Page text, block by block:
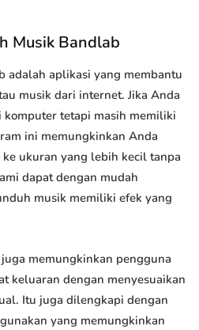
Musik Bandlab
adalah aplikasi yang membantu
musik dari internet. Jika Anda
tetapi masih memiliki
ini memungkinkan Anda
ukuran yang lebih kecil tanpa
dapat dengan mudah
musik memiliki efek yang
memungkinkan pengguna
keluaran dengan menyesuaikan
Itu juga dilengkapi dengan
yang memungkinkan